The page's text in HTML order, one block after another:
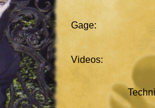
Gage:
Videos: